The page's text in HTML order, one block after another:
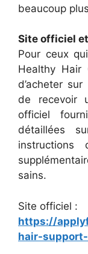
beaucoup
Site officiel
Pour ceux
Healthy Hair
d’acheter
de recevoir
officiel
détaillées
instructions
sains.
Site officiel :
https://
hair-